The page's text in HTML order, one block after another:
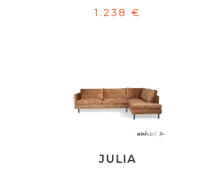
1.238 €
JULIA